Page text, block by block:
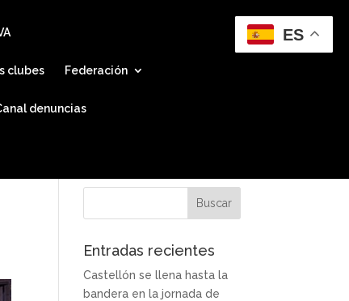
clubes Federación
denuncias
Entradas recientes
Castellón se llena hasta la
bandera en la jornada de
ES